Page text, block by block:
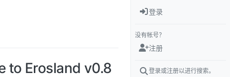
to Erosland v0.8
登录
没有帐号？
注册
登录或注册以进行搜索。